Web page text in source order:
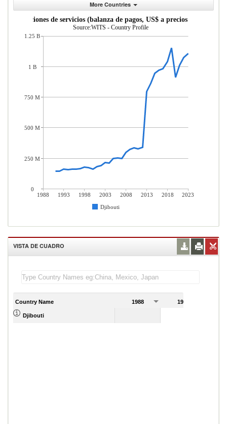
More Countries
Exportaciones de servicios (balanza de pagos, US$ a precios actuales)
Source:WITS - Country Profile
1988 1993 1998 2003 2008 2013 2018
2023
Djibouti
1.25 B
1 B
750 M
500 M
250 M
0
VISTA DE CUADRO
Country Name 1988 1989
Djibouti